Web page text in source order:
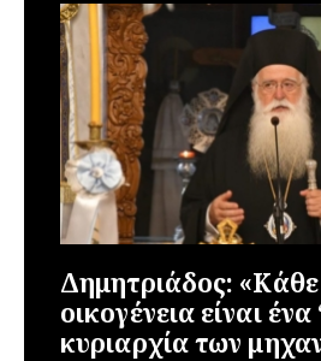
Δημητριάδος:
οικογένεια είναι
κυριαρχία των